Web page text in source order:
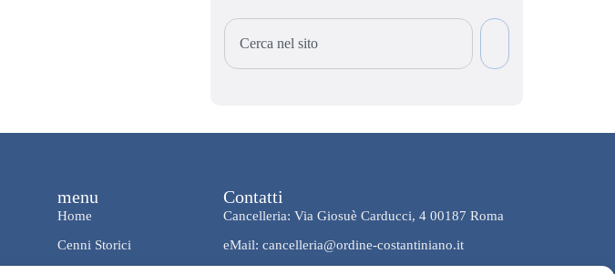
menu
Home
Cenni Storici
Contatti
Cancelleria: Via Giosuè Carducci, 4 00187 Roma
eMail: cancelleria@ordine-costantiniano.it